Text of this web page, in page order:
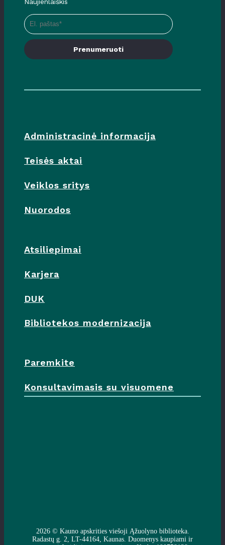
Prenumeruoti
Administracinė informacija
Teisės aktai
Veiklos sritys
Nuorodos
Atsiliepimai
Karjera
DUK
Bibliotekos modernizacija
Paremkite
Konsultavimasis su visuomene
2026 © Kauno apskrities viešoji Ąžuolyno biblioteka.
Radastų g. 2, LT-44164, Kaunas. Duomenys kaupiami ir